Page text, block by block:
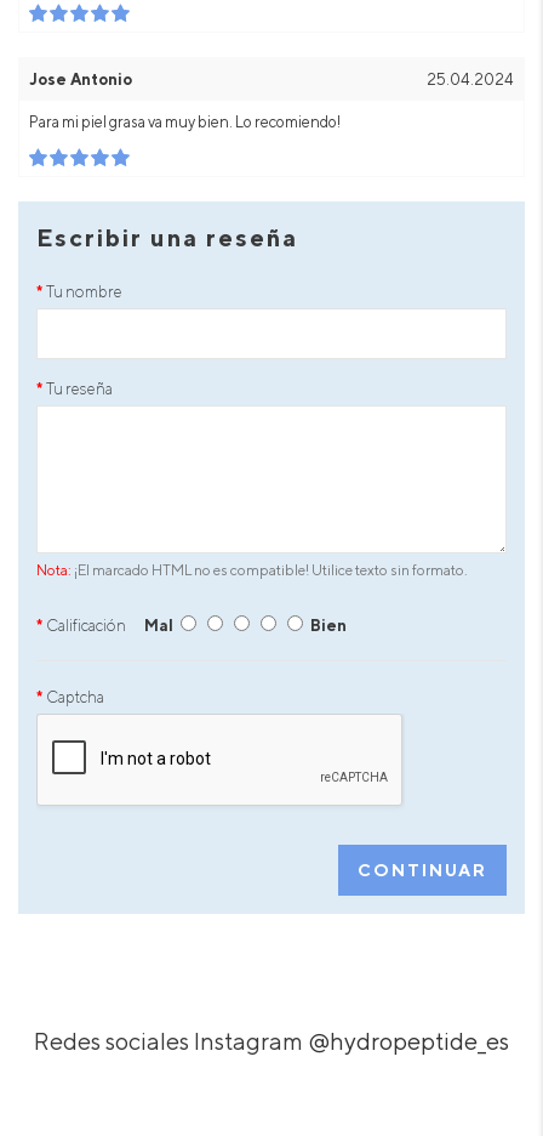
Jose Antonio 25.04.2024
Para mi piel grasa va muy bien. Lo recomiendo!
Escribir una reseña
Tu nombre
Tu reseña
Nota: ¡El marcado HTML no es compatible! Utilice texto sin formato.
Calificación Mal Bien
Captcha
CONTINUAR
Redes sociales Instagram @hydropeptide_es